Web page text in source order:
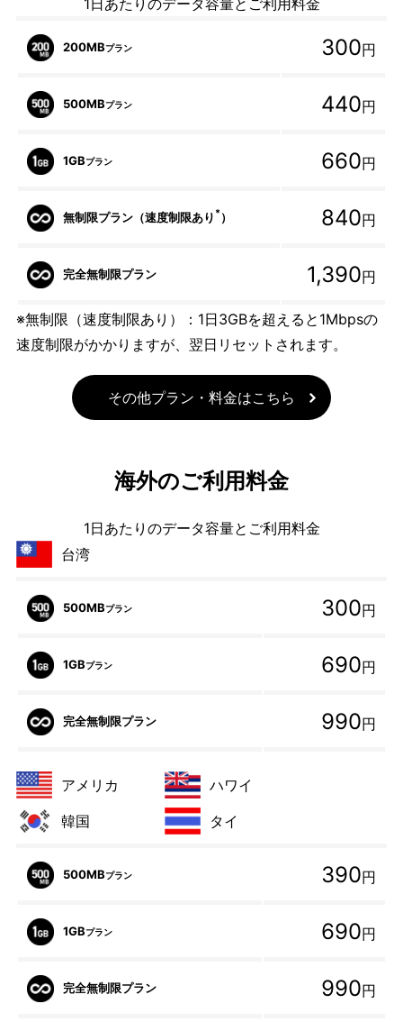
1日あたりのデータ容量とご利用料金
200MBプラン 300円
500MBプラン 440円
1GBプラン 660円
無制限プラン（速度制限あり * ） 840円
完全無制限プラン 1,390円
※無制限（速度制限あり）：1日3GBを超えると1Mbpsの
速度制限がかかりますが、翌日リセットされます。
その他プラン・料金はこちら
海外のご利用料金
1日あたりのデータ容量とご利用料金
台湾
500MBプラン 300円
1GBプラン 690円
完全無制限プラン 990円
アメリカ
ハワイ
韓国
タイ
500MBプラン 390円
1GBプラン 690円
完全無制限プラン 990円